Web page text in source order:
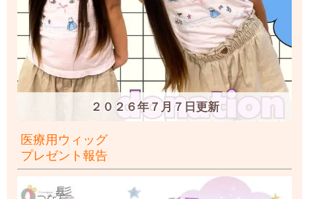
２０２６年７月７日更新
医療用ウィッグ
プレゼント報告